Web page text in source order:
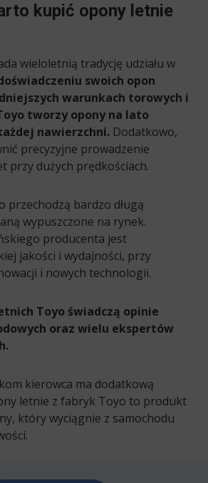
kupić opony letnie
wieloletnią tradycję udziału w
swoich opon
warunkach torowych i
tworzy opony na lato
nawierzchni. Dodatkowo,
precyzyjne prowadzenie
przy dużych prędkościach.
przechodzą bardzo długą
wypuszczone na rynek.
producenta jest
jakości i wydajności, przy
i nowych technologii.
Toyo świadczą opinie
oraz wielu ekspertów
kierowca ma dodatkową
letnie z fabryk Toyo to produkt
który wyciągnie z samochodu